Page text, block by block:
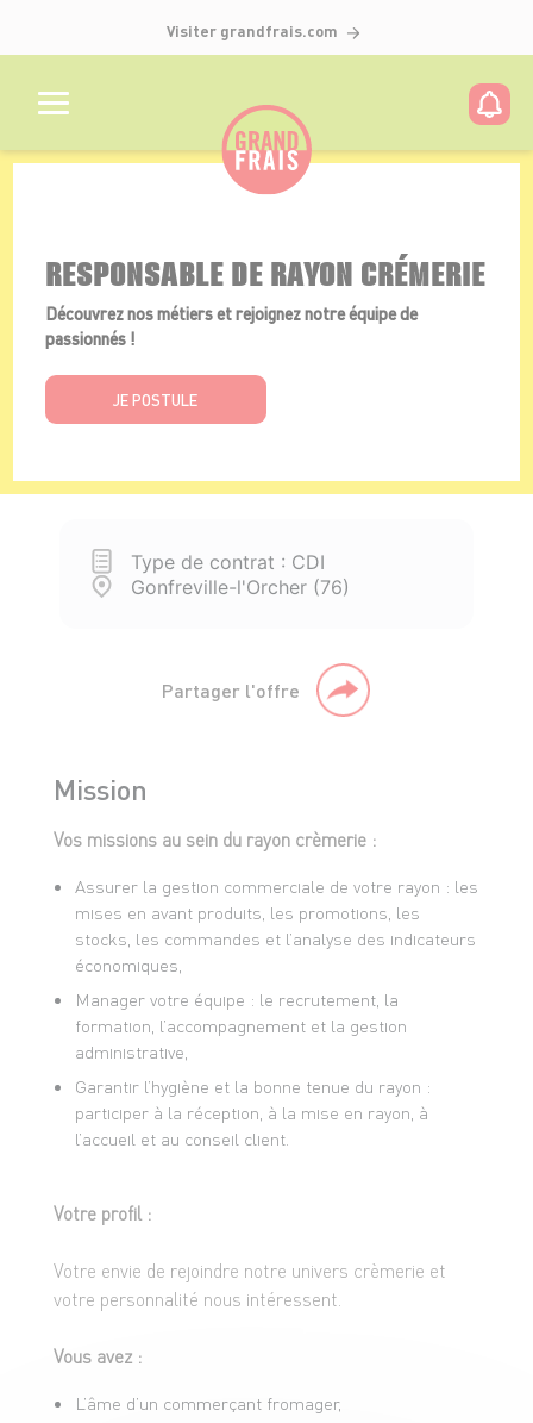
Visiter grandfrais.com
RESPONSABLE DE RAYON CRÉMERIE
Découvrez nos métiers et rejoignez notre équipe de
passionnés !
JE POSTULE
Type de contrat : CDI
Gonfreville-l'Orcher (76)
Partager l'offre
Mission
Vos missions au sein du rayon crèmerie :
Assurer la gestion commerciale de votre rayon : les
mises en avant produits, les promotions, les
stocks, les commandes et l’analyse des indicateurs
économiques,
Manager votre équipe : le recrutement, la
formation, l’accompagnement et la gestion
administrative,
Garantir l’hygiène et la bonne tenue du rayon :
participer à la réception, à la mise en rayon, à
l’accueil et au conseil client.
Votre profil :
Votre envie de rejoindre notre univers crèmerie et
votre personnalité nous intéressent.
Vous avez :
L’âme d’un commerçant fromager,